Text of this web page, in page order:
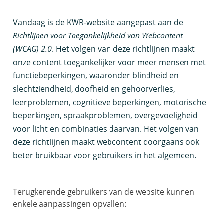
Vandaag is de KWR-website aangepast aan de
Richtlijnen voor Toegankelijkheid van Webcontent
(WCAG) 2.0. Het volgen van deze richtlijnen maakt
onze content toegankelijker voor meer mensen met
functiebeperkingen, waaronder blindheid en
slechtziendheid, doofheid en gehoorverlies,
leerproblemen, cognitieve beperkingen, motorische
beperkingen, spraakproblemen, overgevoeligheid
voor licht en combinaties daarvan. Het volgen van
deze richtlijnen maakt webcontent doorgaans ook
beter bruikbaar voor gebruikers in het algemeen.
Terugkerende gebruikers van de website kunnen
enkele aanpassingen opvallen: